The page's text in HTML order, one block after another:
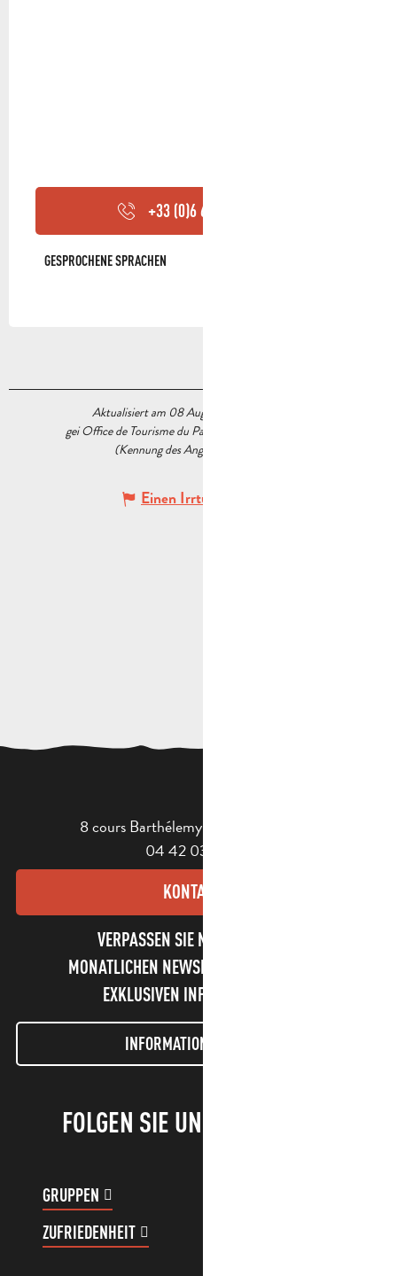
+33 (0)6 66 02 01
GESPROCHENE SPRACHEN
GESPROCHENE SPRACHEN
Aktualisiert am 08 August 2026 Um 10:50
gei Office de Tourisme du Pays d’Aubagne et de l’Étoile
(Kennung des Angebots :
Einen Irrtum angeben
8 cours Barthélemy - 13400 Aubagne
04 42 03 49 98
KONTAKT
VERPASSEN SIE NICHT UNSEREN
MONATLICHEN NEWSLETTER UND UNSERE
EXKLUSIVEN INFORMATIONEN!
INFORMATIONEN LETTER
FOLGEN SIE UNS!
GRUPPEN
ZUFRIEDENHEIT